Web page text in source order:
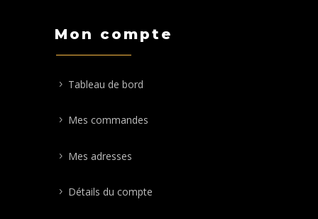
Mon compte
Tableau de bord
Mes commandes
Mes adresses
Détails du compte